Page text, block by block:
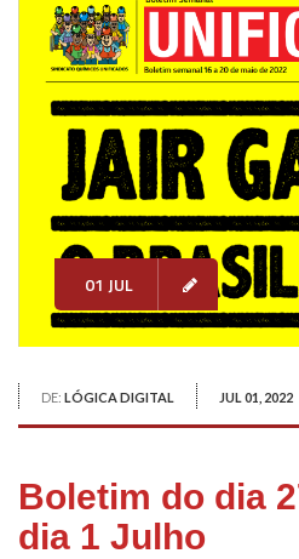
01 JUL
DE: LÓGICA DIGITAL JUL 01, 2022
Boletim do dia
dia 1 Julho